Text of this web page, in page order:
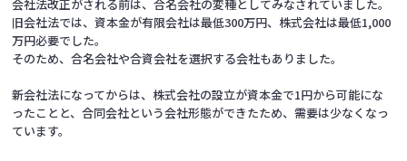
会社法改正がされる前は、合名会社の変種としてみなされていました。
旧会社法では、資本金が有限会社は最低300万円、株式会社は最低1,000
万円必要でした。
そのため、合名会社や合資会社を選択する会社もありました。
新会社法になってからは、株式会社の設立が資本金で1円から可能にな
ったことと、合同会社という会社形態ができたため、需要は少なくなっ
ています。